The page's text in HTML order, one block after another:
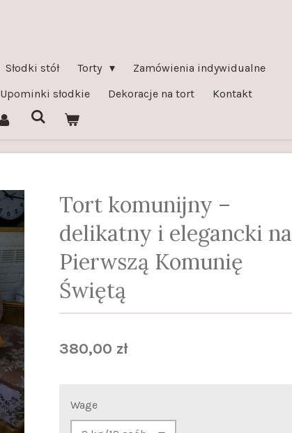
Słodki stół Torty
Zamówienia indywidualne
Upominki słodkie Dekoracje na tort
Kontakt
Tort komunijny –
delikatny i elegancki na
Pierwszą Komunię
Świętą
380,00 zł
Wage